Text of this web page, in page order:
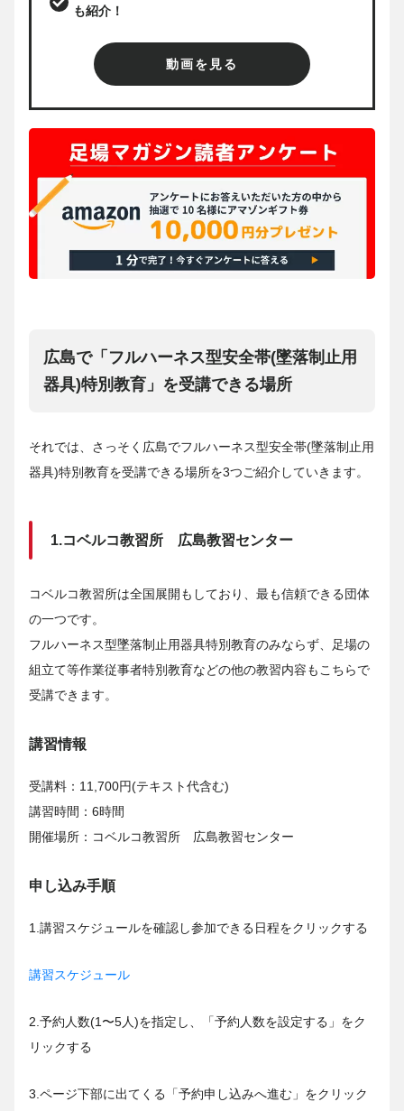
も紹介！
動画を見る
広島で「フルハーネス型安全帯(墜落制止用
器具)特別教育」を受講できる場所
それでは、さっそく広島でフルハーネス型安全帯(墜落制止用
器具)特別教育を受講できる場所を3つご紹介していきます。
1.コベルコ教習所 広島教習センター
コベルコ教習所は全国展開もしており、最も信頼できる団体
の一つです。
フルハーネス型墜落制止用器具特別教育のみならず、足場の
組立て等作業従事者特別教育などの他の教習内容もこちらで
受講できます。
講習情報
受講料：11,700円(テキスト代含む)
講習時間：6時間
開催場所：コベルコ教習所 広島教習センター
申し込み手順
1.講習スケジュールを確認し参加できる日程をクリックする
講習スケジュール
2.予約人数(1〜5人)を指定し、「予約人数を設定する」をク
リックする
3.ページ下部に出てくる「予約申し込みへ進む」をクリック